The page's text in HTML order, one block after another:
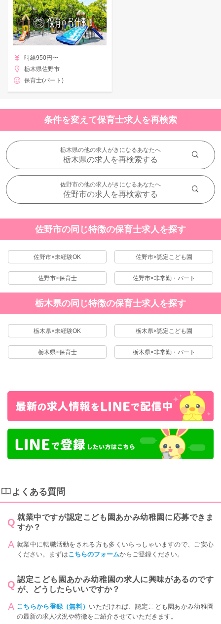
時給950円〜
栃木県佐野市
保育士(パート)
条件を変えて保育士求人を再検索
栃木県の他の求人がきになるあなたへ
栃木県の求人を再検索する
佐野市の他の求人がきになるあなたへ
佐野市の求人を再検索する
佐野市の同じ特徴の保育士求人を探す
佐野市×未経験OK 佐野市×認定こども園
佐野市×保育士 佐野市×非常勤・パート
栃木県の同じ特徴の保育士求人を探す
栃木県×未経験OK 栃木県×認定こども園
栃木県×保育士 栃木県×非常勤・パート
よくある質問
就業中ですが認定こども園あかみ幼稚園に応募できま
すか？
就業中に転職活動をされる方も多くいらっしゃいますので、ご安心
ください。まずはこちらのフォームからご登録ください。
認定こども園あかみ幼稚園の求人に興味があるのです
が、どうしたらいいですか？
こちらから登録（無料） いただければ、認定こども園あかみ幼稚園
の最新の求人状況や特徴をご紹介させていただきます。